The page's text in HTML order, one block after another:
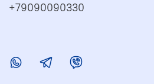
+79090090330